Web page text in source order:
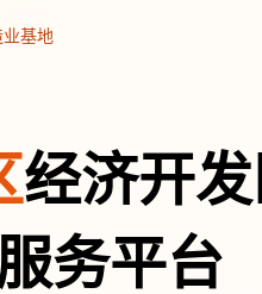
基地
经济开
务平台